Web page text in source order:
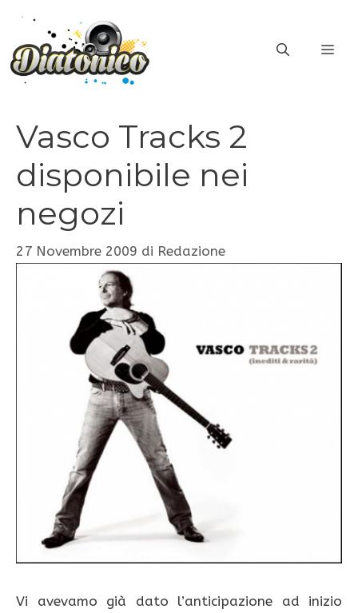
contenuto
Vasco Tracks 2
disponibile nei
negozi
27 Novembre 2009 di Redazione
Vi avevamo già dato l’anticipazione ad inizio